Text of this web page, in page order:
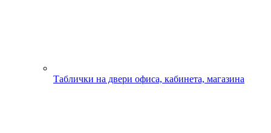
Таблички на двери офиса, кабинета, магазина